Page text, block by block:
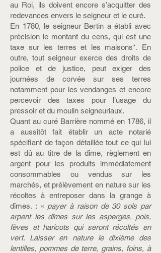
au Roi, ils doivent encore s’acquitter des
redevances envers le seigneur et le curé.
En 1780, le seigneur Bertin a établi avec
précision le montant du cens, qui est une
taxe sur les terres et les maisons*. En
outre, tout seigneur exerce des droits de
police et de justice, peut exiger des
journées de corvée sur ses terres
notamment pour les vendanges et encore
percevoir des taxes pour l’usage du
pressoir et du moulin seigneuriaux.
Quant au curé Barrière nommé en 1786, il
a aussitôt fait établir un acte notarié
spécifiant de façon détaillée tout ce qui lui
est dû au titre de la dîme, règlement en
argent pour les produits immédiatement
consommables ou vendus sur les
marchés, et prélèvement en nature sur les
récoltes à entreposer dans la grange à
dîmes. : « payer à raison de 30 sols par
arpent les dîmes sur les asperges, pois,
fèves et haricots qui seront récoltés en
vert. Laisser en nature le dixième des
lentilles, pommes de terre, grains, foins, à